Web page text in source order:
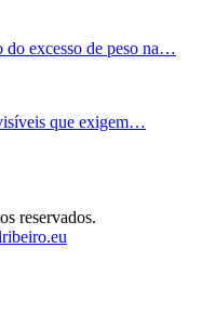
excesso de peso na…
que exigem…
reservados.